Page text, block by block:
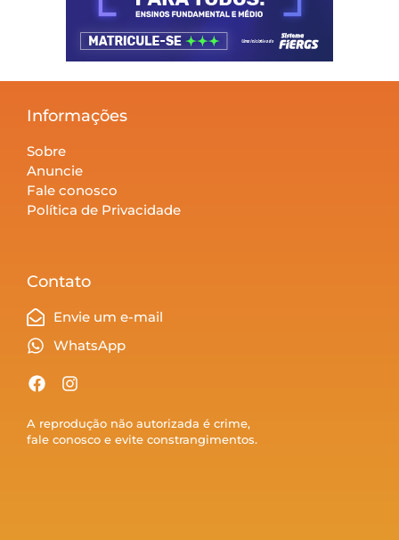
Informações
Sobre
Anuncie
Fale conosco
Política de Privacidade
Contato
Envie um e-mail
WhatsApp
A reprodução não autorizada é crime,
fale conosco e evite constrangimentos.